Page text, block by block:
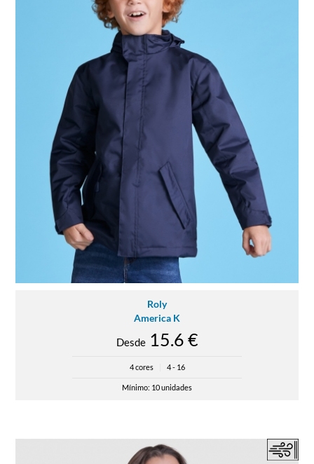
Roly
America K
Desde15.6 €
4 cores 4 - 16
Mínimo: 10 unidades